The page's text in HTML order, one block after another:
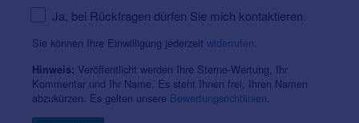
Ja, bei Rückfragen dürfen Sie mich kontaktieren.
Sie können Ihre Einwilligung jederzeit widerrufen.
Hinweis: Veröffentlicht werden Ihre Sterne-Wertung, Ihr
Kommentar und Ihr Name. Es steht Ihnen frei, Ihren Namen
abzukürzen. Es gelten unsere Bewertungsrichtlinien.